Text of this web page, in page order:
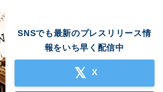
SNSでも最新のプレスリリース情
報をいち早く配信中
X